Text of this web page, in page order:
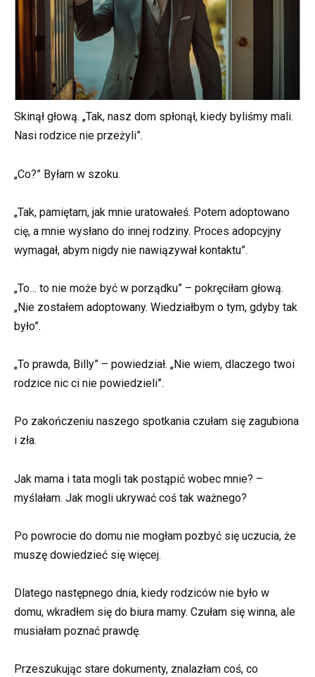
Skinął głową. „Tak, nasz dom spłonął, kiedy byliśmy mali.
Nasi rodzice nie przeżyli”.
„Co?” Byłam w szoku.
„Tak, pamiętam, jak mnie uratowałeś. Potem adoptowano
cię, a mnie wysłano do innej rodziny. Proces adopcyjny
wymagał, abym nigdy nie nawiązywał kontaktu”.
„To… to nie może być w porządku” – pokręciłam głową.
„Nie zostałem adoptowany. Wiedziałbym o tym, gdyby tak
było”.
„To prawda, Billy” – powiedział. „Nie wiem, dlaczego twoi
rodzice nic ci nie powiedzieli”.
Po zakończeniu naszego spotkania czułam się zagubiona
i zła.
Jak mama i tata mogli tak postąpić wobec mnie? –
myślałam. Jak mogli ukrywać coś tak ważnego?
Po powrocie do domu nie mogłam pozbyć się uczucia, że
muszę dowiedzieć się więcej.
Dlatego następnego dnia, kiedy rodziców nie było w
domu, wkradłem się do biura mamy. Czułam się winna, ale
musiałam poznać prawdę.
Przeszukując stare dokumenty, znalazłam coś, co